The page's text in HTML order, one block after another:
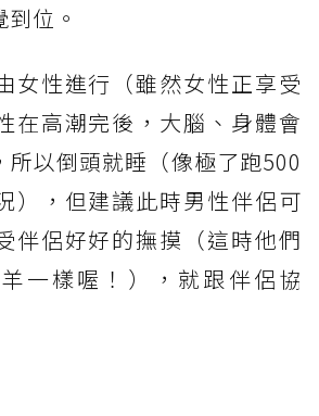
位。
女性進行（雖然女性正享受
在高潮完後，大腦、身體會
所以倒頭就睡（像極了跑500
），但建議此時男性伴侶可
伴侶好好的撫摸（這時他們
一樣喔！），就跟伴侶協